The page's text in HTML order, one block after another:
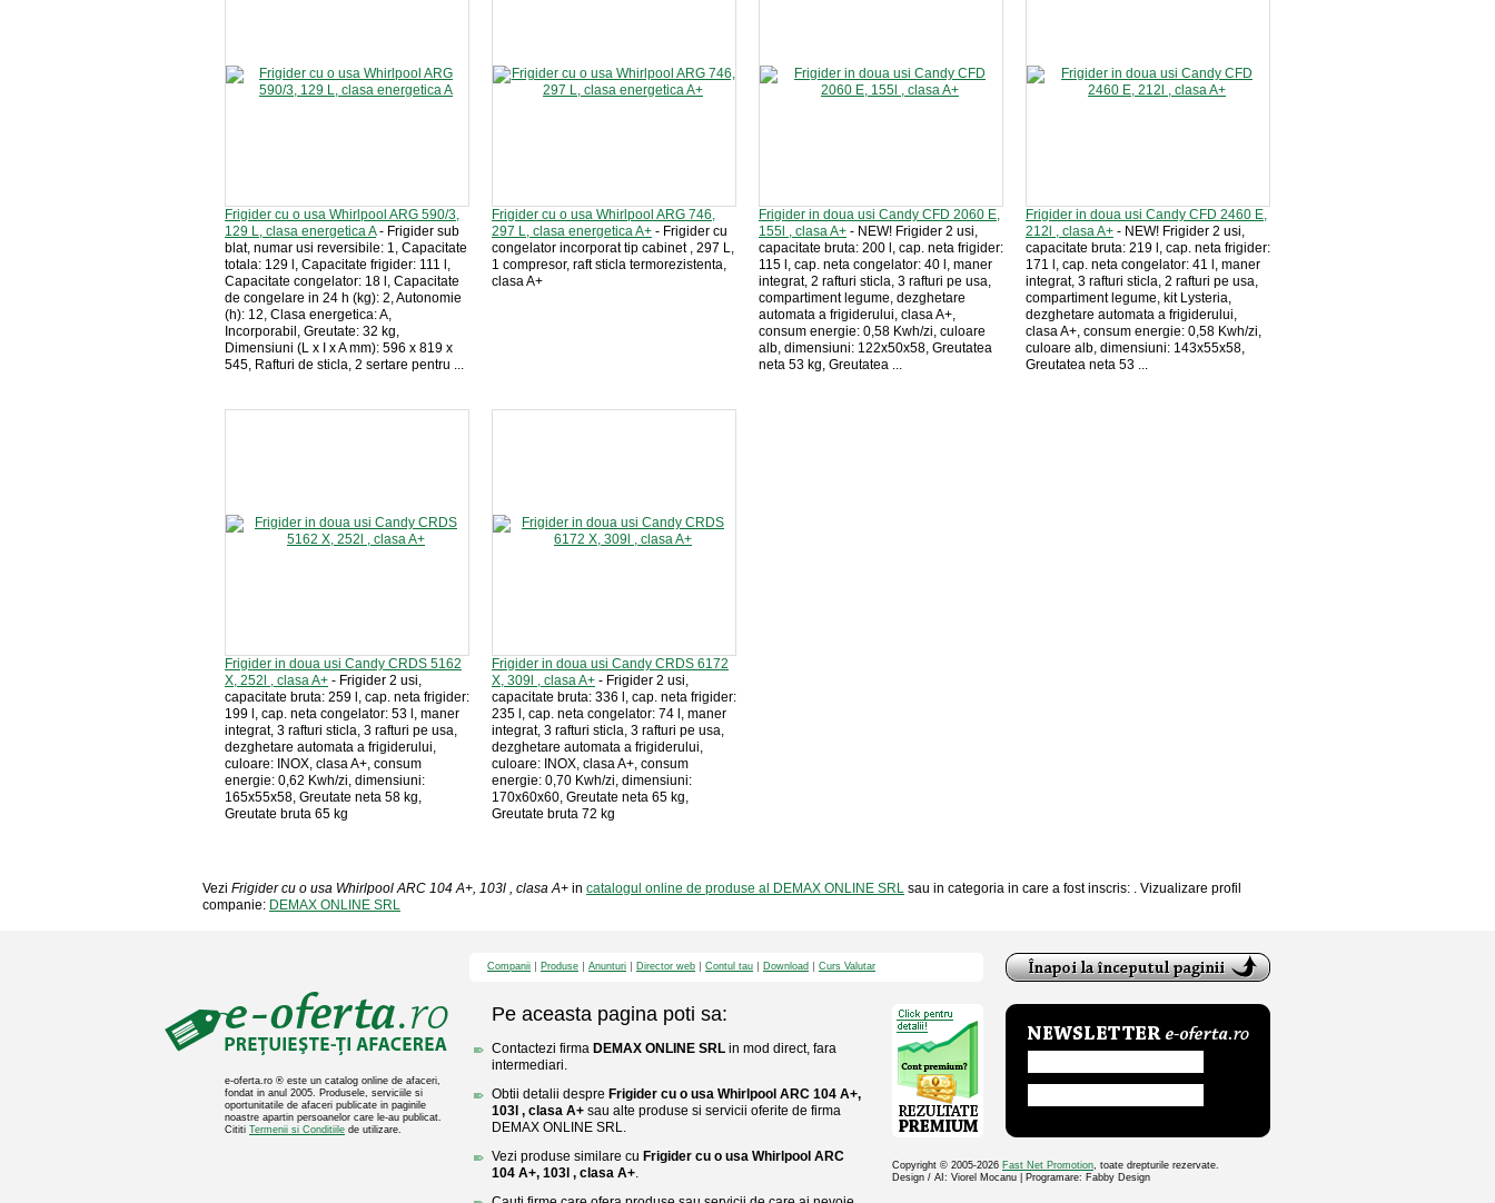
Frigider cu o usa Whirlpool ARG 590/3,
129 L, clasa energetica A- Frigider sub
blat, numar usi reversibile: 1, Capacitate
totala: 129 l, Capacitate frigider: 111 l,
Capacitate congelator: 18 l, Capacitate
de congelare in 24 h (kg): 2, Autonomie
(h): 12, Clasa energetica: A,
Incorporabil, Greutate: 32 kg,
Dimensiuni (L x I x A mm): 596 x 819 x
545, Rafturi de sticla, 2 sertare pentru ...
Frigider cu o usa Whirlpool ARG 746,
297 L, clasa energetica A+ - Frigider cu
congelator incorporat tip cabinet , 297 L,
1 compresor, raft sticla termorezistenta,
clasa A+
Frigider in doua usi Candy CFD 2060 E,
155l , clasa A+ - NEW! Frigider 2 usi,
capacitate bruta: 200 l, cap. neta frigider:
115 l, cap. neta congelator: 40 l, maner
integrat, 2 rafturi sticla, 3 rafturi pe usa,
compartiment legume, dezghetare
automata a frigiderului, clasa A+,
consum energie: 0,58 Kwh/zi, culoare
alb, dimensiuni: 122x50x58, Greutatea
neta 53 kg, Greutatea ...
Frigider in doua usi Candy CFD 2460 E,
212l , clasa A+ - NEW! Frigider 2 usi,
capacitate bruta: 219 l, cap. neta frigider:
171 l, cap. neta congelator: 41 l, maner
integrat, 3 rafturi sticla, 2 rafturi pe usa,
compartiment legume, kit Lysteria,
dezghetare automata a frigiderului,
clasa A+, consum energie: 0,58 Kwh/zi,
culoare alb, dimensiuni: 143x55x58,
Greutatea neta 53 ...
Frigider in doua usi Candy CRDS 5162
X, 252l , clasa A+ - Frigider 2 usi,
capacitate bruta: 259 l, cap. neta frigider:
199 l, cap. neta congelator: 53 l, maner
integrat, 3 rafturi sticla, 3 rafturi pe usa,
dezghetare automata a frigiderului,
culoare: INOX, clasa A+, consum
energie: 0,62 Kwh/zi, dimensiuni:
165x55x58, Greutate neta 58 kg,
Greutate bruta 65 kg
Frigider in doua usi Candy CRDS 6172
X, 309l , clasa A+ - Frigider 2 usi,
capacitate bruta: 336 l, cap. neta frigider:
235 l, cap. neta congelator: 74 l, maner
integrat, 3 rafturi sticla, 3 rafturi pe usa,
dezghetare automata a frigiderului,
culoare: INOX, clasa A+, consum
energie: 0,70 Kwh/zi, dimensiuni:
170x60x60, Greutate neta 65 kg,
Greutate bruta 72 kg
Vezi Frigider cu o usa Whirlpool ARC 104 A+, 103l , clasa A+ in catalogul online de produse al DEMAX ONLINE SRL sau in categoria in care a fost inscris: . Vizualizare profil
companie: DEMAX ONLINE SRL
e-oferta.ro ® este un catalog online de afaceri,
fondat in anul 2005. Produsele, serviciile si
oportunitatile de afaceri publicate in paginile
noastre apartin persoanelor care le-au publicat.
Cititi Termenii si Conditiile de utilizare.
Companii Produse Anunturi Director web Contul tau Download Curs Valutar
Pe aceasta pagina poti sa:
Contactezi firma DEMAX ONLINE SRL in mod direct, fara
intermediari.
Obtii detalii despre Frigider cu o usa Whirlpool ARC 104 A+,
103l , clasa A+ sau alte produse si servicii oferite de firma
DEMAX ONLINE SRL.
Vezi produse similare cu Frigider cu o usa Whirlpool ARC
104 A+, 103l , clasa A+.
Copyright © 2005-2026 Fast Net Promotion, toate drepturile rezervate.
Design / AI: Viorel Mocanu | Programare: Fabby Design